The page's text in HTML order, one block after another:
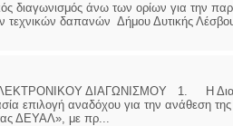
διαγωνισμός άνω των ορίων για την
τεχνικών δαπανών Δήμου Δυτικής
ΔΙΑΓΩΝΙΣΜΟΥ 1. Η
επιλογή αναδόχου για την ανάθεση
ΔΕΥΑΛ», με πρ...